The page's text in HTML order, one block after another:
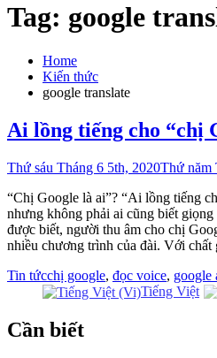
Tag: google
Home
Kiến thức
google translate
Ai lồng tiếng cho “chị
Thứ sáu Tháng 6 5th, 2020Thứ năm
“Chị Google là ai”? “Ai lồng tiếng
nhưng không phải ai cũng biết
được biết, người thu âm cho chị
nhiều chương trình của đài. Với
Tin tứcchị google, đọc voice, google
Tiếng Việt
Cần biết